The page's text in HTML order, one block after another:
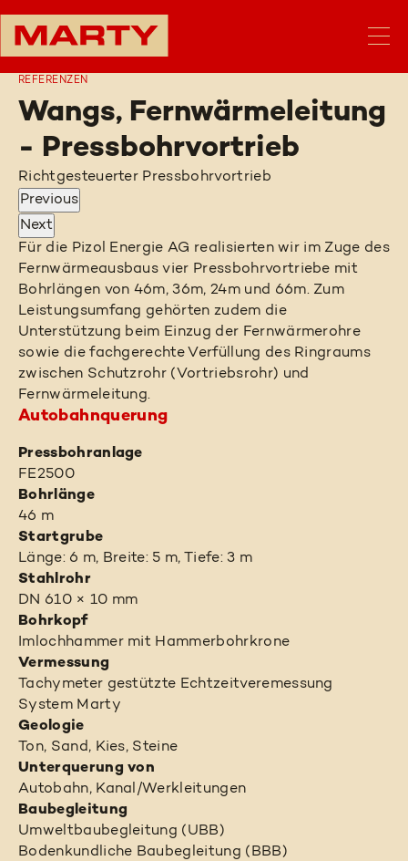
REFERENZEN
Wangs, Fernwärmeleitung
- Pressbohrvortrieb
Richtgesteuerter Pressbohrvortrieb
Previous
Next
Für die Pizol Energie AG realisierten wir im Zuge des
Fernwärmeausbaus vier Pressbohrvortriebe mit
Bohrlängen von 46m, 36m, 24m und 66m. Zum
Leistungsumfang gehörten zudem die
Unterstützung beim Einzug der Fernwärmerohre
sowie die fachgerechte Verfüllung des Ringraums
zwischen Schutzrohr (Vortriebsrohr) und
Fernwärmeleitung.
Autobahnquerung
Pressbohranlage
FE2500
Bohrlänge
46 m
Startgrube
Länge: 6 m, Breite: 5 m, Tiefe: 3 m
Stahlrohr
DN 610 × 10 mm
Bohrkopf
Imlochhammer mit Hammerbohrkrone
Vermessung
Tachymeter gestützte Echtzeitveremessung
System Marty
Geologie
Ton, Sand, Kies, Steine
Unterquerung von
Autobahn, Kanal/Werkleitungen
Baubegleitung
Umweltbaubegleitung (UBB)
Bodenkundliche Baubegleitung (BBB)